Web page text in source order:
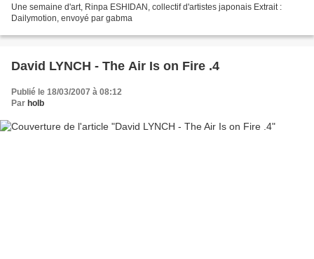
Une semaine d'art, Rinpa ESHIDAN, collectif d'artistes japonais Extrait :
Dailymotion, envoyé par gabma
David LYNCH - The Air Is on Fire .4
Publié le 18/03/2007 à 08:12
Par holb